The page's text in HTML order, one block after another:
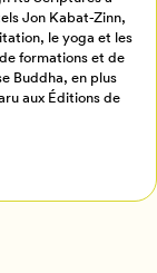
Jon Kabat-Zinn,
le yoga et les
formations et de
Buddha, en plus
aux Éditions de